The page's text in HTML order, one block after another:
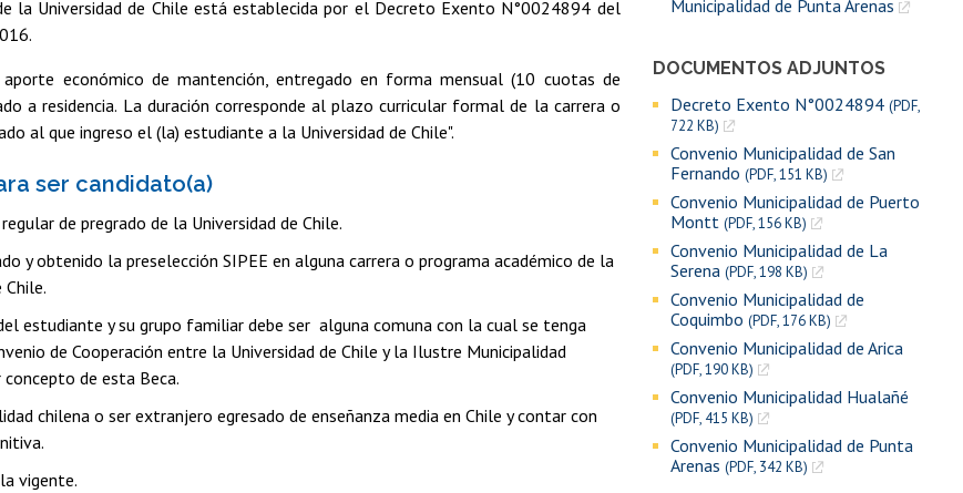
Municipalidad de Punta Arenas
DOCUMENTOS ADJUNTOS
Decreto Exento N°0024894 (PDF,
722 KB)
Convenio Municipalidad de San
Fernando (PDF, 151 KB)
Convenio Municipalidad de Puerto
Montt (PDF, 156 KB)
Convenio Municipalidad de La
Serena (PDF, 198 KB)
Convenio Municipalidad de
Coquimbo (PDF, 176 KB)
Convenio Municipalidad de Arica
(PDF, 190 KB)
Convenio Municipalidad Hualañé
(PDF, 415 KB)
Convenio Municipalidad de Punta
Arenas (PDF, 342 KB)
la Universidad de Chile está establecida por el Decreto Exento N°0024894 del
aporte económico de mantención, entregado en forma mensual (10 cuotas de
a residencia. La duración corresponde al plazo curricular formal de la carrera o
al que ingreso el (la) estudiante a la Universidad de Chile".
ser candidato(a)
de pregrado de la Universidad de Chile.
y obtenido la preselección SIPEE en alguna carrera o programa académico de la
Chile.
estudiante y su grupo familiar debe ser alguna comuna con la cual se tenga
de Cooperación entre la Universidad de Chile y la Ilustre Municipalidad
de esta Beca.
chilena o ser extranjero egresado de enseñanza media en Chile y contar con
vigente.